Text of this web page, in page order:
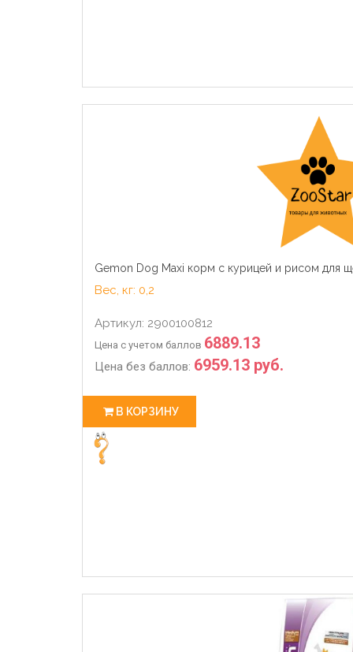
Gemon Dog Maxi корм с курицей и рисом для
Вес, кг: 0,2
Артикул: 2900100812
Цена с учетом баллов 6889.13
Цена без баллов: 6959.13 руб.
В КОРЗИНУ